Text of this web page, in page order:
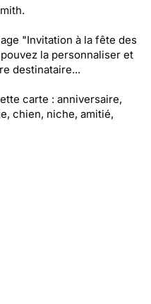
"Invitation à la fête des
la personnaliser et
destinataire...
carte : anniversaire,
chien, niche, amitié,